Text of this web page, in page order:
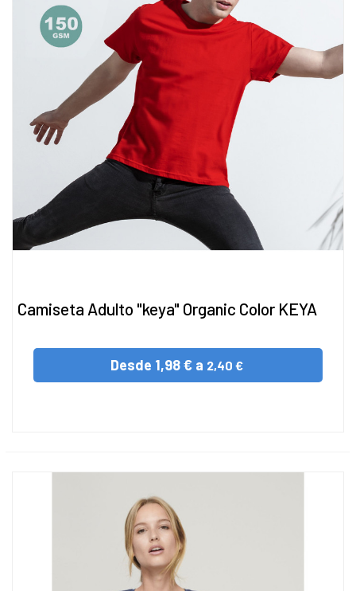
Camiseta Adulto "keya" Organic Color KEYA
Desde 1,98 € a 2,40 €